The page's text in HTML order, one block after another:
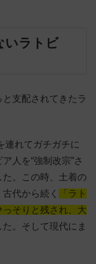
いラトビ
支配されてきたラ
連れてガチガチに
人を“強制改宗”さ
。この時、土着の
代から続く
「ラト
そりと残され、大
た。そして現代にま